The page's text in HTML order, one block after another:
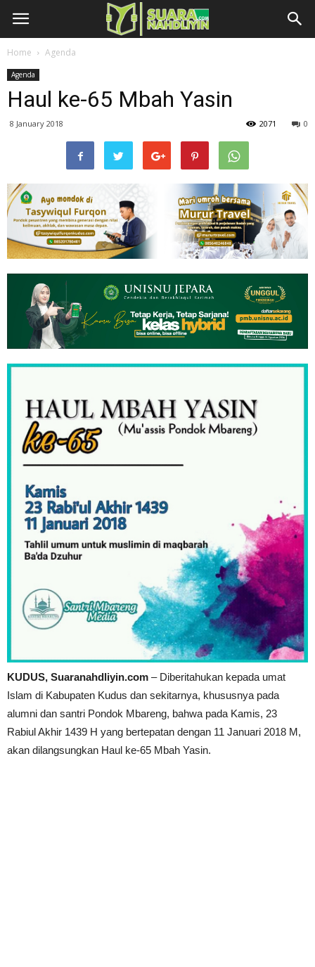
Home Agenda
Agenda
Haul ke-65 Mbah Yasin
8 January 2018 0
2071
KUDUS, Suaranahdliyin.com – Diberitahukan kepada umat
Islam di Kabupaten Kudus dan sekitarnya, khususnya pada
alumni dan santri Pondok Mbareng, bahwa pada Kamis, 23
Rabiul Akhir 1439 H yang bertepatan dengan 11 Januari 2018 M,
akan dilangsungkan Haul ke-65 Mbah Yasin.